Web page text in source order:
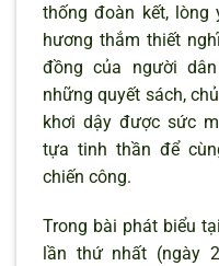
thống đoàn kết, lòng
hương thắm thiết
đồng của người
những quyết sách,
khơi dậy được sức
tựa tinh thần để
chiến công.
Trong bài phát biểu
lần thứ nhất (ngày